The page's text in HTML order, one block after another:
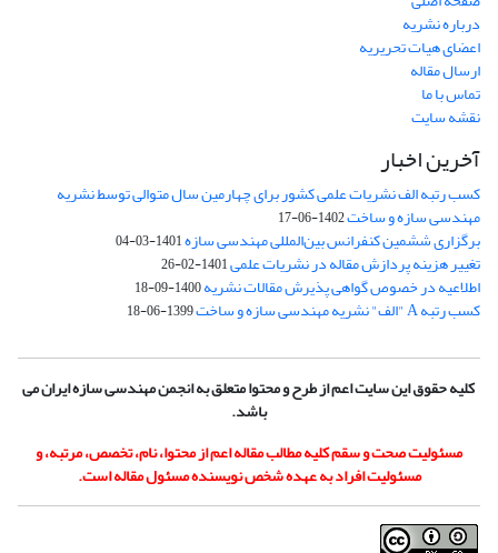
درباره نشریه
اعضای هیات تحریریه
ارسال مقاله
تماس با ما
نقشه سایت
آخرین اخبار
کسب رتبه الف نشریات علمی کشور برای چهارمین سال متوالی توسط نشریه
مهندسی سازه و ساخت1402-06-17
برگزاری ششمین کنفرانس بین‌المللی مهندسی سازه1401-03-04
تغییر هزینه پردازش مقاله در نشریات علمی1401-02-26
اطلاعیه در خصوص گواهی پذیرش مقالات نشریه1400-09-18
کسب رتبه A "الف" نشریه مهندسی سازه و ساخت 1399-06-18
کلیه حقوق این سایت اعم از طرح و محتوا متعلق به انجمن مهندسی سازه ایران می
باشد.
مسئولیت صحت و سقم کلیه مطالب مقاله اعم از محتوا، نام، تخصص، مرتبه، و
مسئولیت افراد به عهده شخص نویسنده مسئول مقاله است.